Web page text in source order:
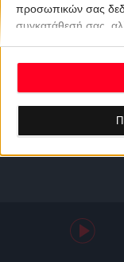
προσωπικών σας
συγκατάθεσή σας,
ανακαλέσετε τη
επιστρέφοντας σε
κουμπί "Απορρήτου"